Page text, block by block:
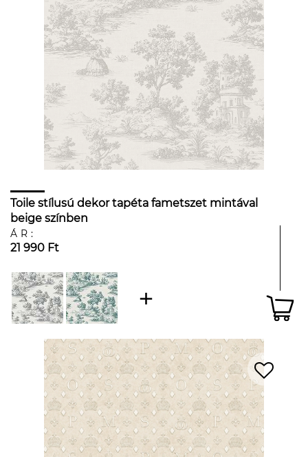
Toile stílusú dekor tapéta fametszet mintával
beige színben
ÁR:
21 990 Ft